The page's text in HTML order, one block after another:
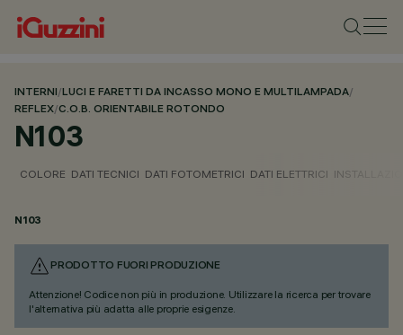
INTERNI/LUCI E FARETTI DA INCASSO MONO E MULTILAMPADA/
REFLEX/C.O.B. ORIENTABILE ROTONDO
N103
COLORE DATI TECNICI DATI FOTOMETRICI DATI ELETTRICI
N103
PRODOTTO FUORI PRODUZIONE
Attenzione! Codice non più in produzione. Utilizzare la ricerca per trovare
l'alternativa più adatta alle proprie esigenze.